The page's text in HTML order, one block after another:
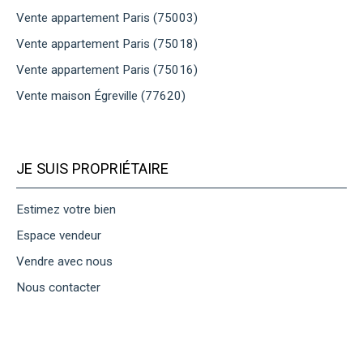
Vente appartement Paris (75003)
Vente appartement Paris (75018)
Vente appartement Paris (75016)
Vente maison Égreville (77620)
JE SUIS PROPRIÉTAIRE
Estimez votre bien
Espace vendeur
Vendre avec nous
Nous contacter